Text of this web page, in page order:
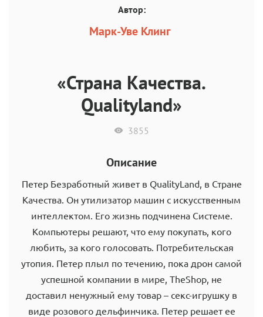
Автор:
Марк-Уве Клинг
«Страна Качества.
Qualityland»
3855
Описание
Петер Безработный живет в QualityLand, в Стране
Качества. Он утилизатор машин с искусственным
интеллектом. Его жизнь подчинена Системе.
Компьютеры решают, что ему покупать, кого
любить, за кого голосовать. Потребительская
утопия. Петер плыл по течению, пока дрон самой
успешной компании в мире, TheShop, не
доставил ненужный ему товар – секс-игрушку в
виде розового дельфинчика. Петер решает ее